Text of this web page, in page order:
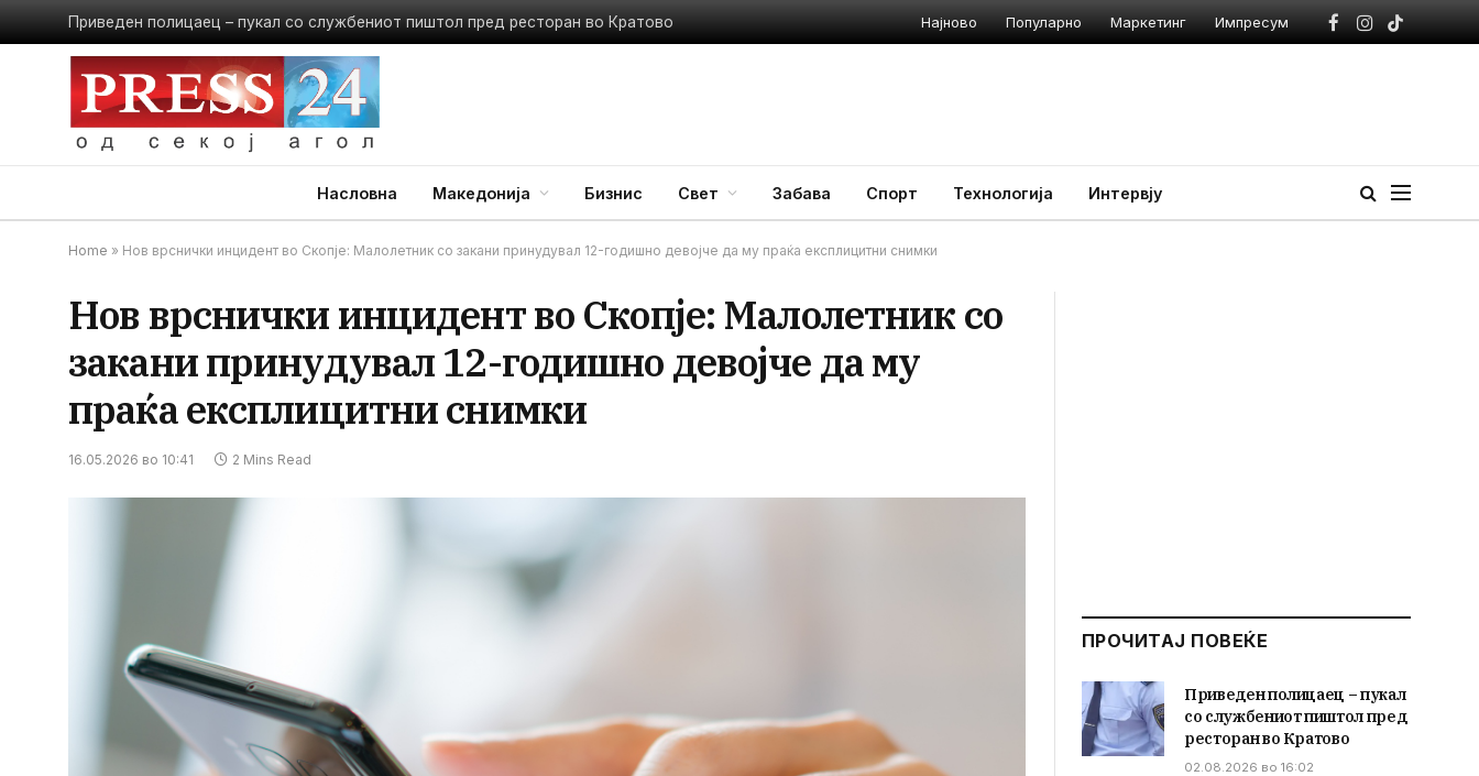
Приведен полицаец – пукал со службениот пиштол пред ресторан во Кратово Најново Популарно Маркетинг Импресум
Facebook
Instagram
TikTok
Насловна Македонија Бизнис Свет Забава Спорт Технологија Интервју
Home » Нов врснички инцидент во Скопје: Малолетник со закани принудувал 12-годишно девојче да му праќа експлицитни снимки
Нов врснички инцидент во Скопје: Малолетник со
закани принудувал 12-годишно девојче да му
праќа експлицитни снимки
16.05.2026 во 10:41 2 Mins Read
ПРОЧИТАЈ ПОВЕЌЕ
Приведен полицаец – пукал
со службениот пиштол пред
ресторан во Кратово
02.08.2026 во 16:02